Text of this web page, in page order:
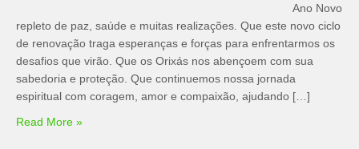
Ano Novo
repleto de paz, saúde e muitas realizações. Que este novo ciclo
de renovação traga esperanças e forças para enfrentarmos os
desafios que virão. Que os Orixás nos abençoem com sua
sabedoria e proteção. Que continuemos nossa jornada
espiritual com coragem, amor e compaixão, ajudando […]
Read More »